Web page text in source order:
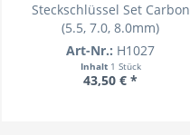
Steckschlüssel Set Carbon
(5.5, 7.0, 8.0mm)
Art-Nr.: H1027
Inhalt 1 Stück
43,50 € *